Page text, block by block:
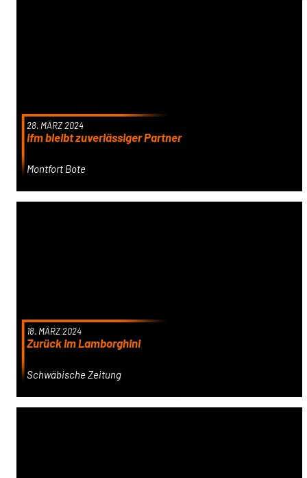
28. MÄRZ 2024
ifm bleibt zuverlässiger Partner
Montfort Bote
18. MÄRZ 2024
Zurück im Lamborghini
Schwäbische Zeitung